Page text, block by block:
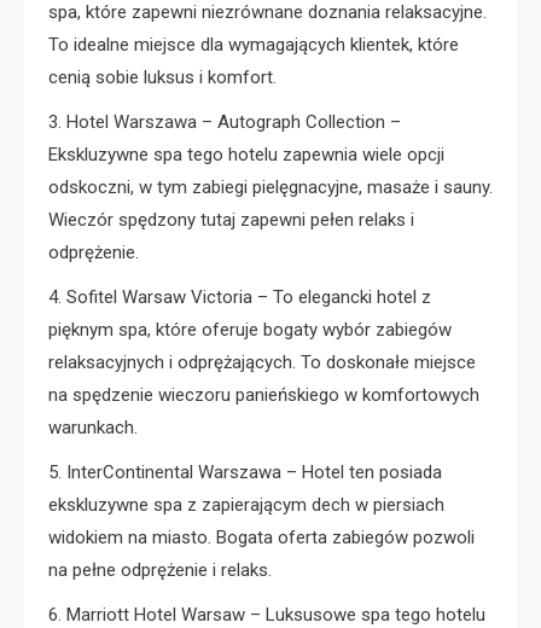
spa, które zapewni niezrównane doznania relaksacyjne.
To idealne miejsce dla wymagających klientek, które
cenią sobie luksus i komfort.
3. Hotel Warszawa – Autograph Collection –
Ekskluzywne spa tego hotelu zapewnia wiele opcji
odskoczni, w tym zabiegi pielęgnacyjne, masaże i sauny.
Wieczór spędzony tutaj zapewni pełen relaks i
odprężenie.
4. Sofitel Warsaw Victoria – To elegancki hotel z
pięknym spa, które oferuje bogaty wybór zabiegów
relaksacyjnych i odprężających. To doskonałe miejsce
na spędzenie wieczoru panieńskiego w komfortowych
warunkach.
5. InterContinental Warszawa – Hotel ten posiada
ekskluzywne spa z zapierającym dech w piersiach
widokiem na miasto. Bogata oferta zabiegów pozwoli
na pełne odprężenie i relaks.
6. Marriott Hotel Warsaw – Luksusowe spa tego hotelu